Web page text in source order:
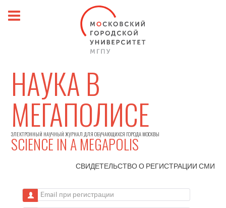
НАУКА В
МЕГАПОЛИСЕ
ЭЛЕКТРОННЫЙ НАУЧНЫЙ ЖУРНАЛ ДЛЯ ОБУЧАЮЩИХСЯ ГОРОДА МОСКВЫ
SCIENCE IN A MEGAPOLIS
СВИДЕТЕЛЬСТВО О РЕГИСТРАЦИИСМИ
Email при регистрации